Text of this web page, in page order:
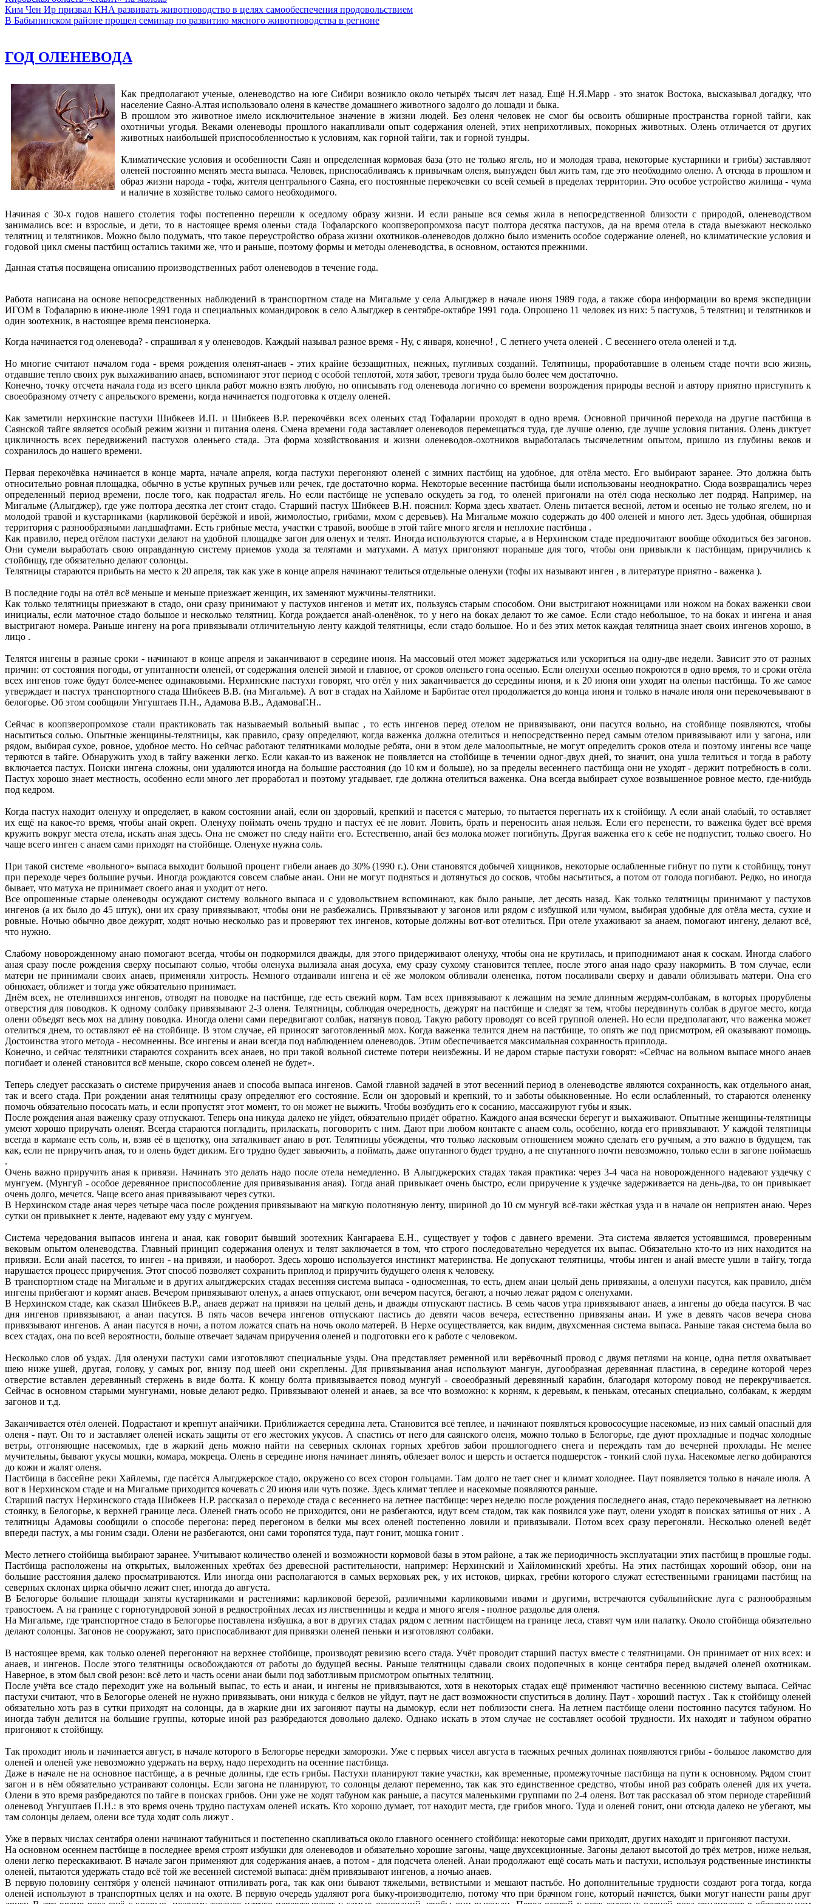
Ким Чен Ир призвал КНА развивать животноводство в целях самообеспечения продовольствием
В Бабынинском районе прошел семинар по развитию мясного животноводства в регионе
ГОД ОЛЕНЕВОДА
Как предполагают ученые, оленеводство на юге Сибири возникло около четырёх тысяч лет назад. Ещё Н.Я.Марр - это знаток Востока, высказывал догадку, что
население Саяно-Алтая использовало оленя в качестве домашнего животного задолго до лошади и быка.
В прошлом это животное имело исключительное значение в жизни людей. Без оленя человек не смог бы освоить обширные пространства горной тайги, как
охотничьи угодья. Веками оленеводы прошлого накапливали опыт содержания оленей, этих неприхотливых, покорных животных. Олень отличается от других
животных наибольшей приспособленностью к условиям, как горной тайги, так и горной тундры.
Климатические условия и особенности Саян и определенная кормовая база (это не только ягель, но и молодая трава, некоторые кустарники и грибы) заставляют
оленей постоянно менять места выпаса. Человек, приспосабливаясь к привычкам оленя, вынужден был жить там, где это необходимо оленю. А отсюда в прошлом и
образ жизни народа - тофа, жителя центрального Саяна, его постоянные перекочевки со всей семьей в пределах территории. Это особое устройство жилища - чума
и наличие в хозяйстве только самого необходимого.
Начиная с 30-х годов нашего столетия тофы постепенно перешли к оседлому образу жизни. И если раньше вся семья жила в непосредственной близости с природой, оленеводством
занимались все: и взрослые, и дети, то в настоящее время оленьи стада Тофаларского коопзверопромхоза пасут полтора десятка пастухов, да на время отела в стада выезжают несколько
телятниц и телятников. Можно было подумать, что такое переустройство образа жизни охотников-оленеводов должно было изменить особое содержание оленей, но климатические условия и
годовой цикл смены пастбищ остались такими же, что и раньше, поэтому формы и методы оленеводства, в основном, остаются прежними.
Данная статья посвящена описанию производственных работ оленеводов в течение года.
Работа написана на основе непосредственных наблюдений в транспортном стаде на Мигальме у села Алыгджер в начале июня 1989 года, а также сбора информации во время экспедиции
ИГОМ в Тофаларию в июне-июле 1991 года и специальных командировок в село Алыгджер в сентябре-октябре 1991 года. Опрошено 11 человек из них: 5 пастухов, 5 телятниц и телятников и
один зоотехник, в настоящее время пенсионерка.
Когда начинается год оленевода? - спрашивал я у оленеводов. Каждый называл разное время - Ну, с января, конечно! , С летнего учета оленей . С весеннего отела оленей и т.д.
Но многие считают началом года - время рождения оленят-анаев - этих крайне беззащитных, нежных, пугливых созданий. Телятницы, проработавшие в оленьем стаде почти всю жизнь,
отдавшие тепло своих рук выхаживанию анаев, вспоминают этот период с особой теплотой, хотя забот, тревоги труда было более чем достаточно.
Конечно, точку отсчета начала года из всего цикла работ можно взять любую, но описывать год оленевода логично со времени возрождения природы весной и автору приятно приступить к
своеобразному отчету с апрельского времени, когда начинается подготовка к отделу оленей.
Как заметили нерхинские пастухи Шибкеев И.П. и Шибкеев В.Р. перекочёвки всех оленьих стад Тофаларии проходят в одно время. Основной причиной перехода на другие пастбища в
Саянской тайге является особый режим жизни и питания оленя. Смена времени года заставляет оленеводов перемещаться туда, где лучше оленю, где лучше условия питания. Олень диктует
цикличность всех передвижений пастухов оленьего стада. Эта форма хозяйствования и жизни оленеводов-охотников выработалась тысячелетним опытом, пришло из глубины веков и
сохранилось до нашего времени.
Первая перекочёвка начинается в конце марта, начале апреля, когда пастухи перегоняют оленей с зимних пастбищ на удобное, для отёла место. Его выбирают заранее. Это должна быть
относительно ровная площадка, обычно в устье крупных ручьев или речек, где достаточно корма. Некоторые весенние пастбища были использованы неоднократно. Сюда возвращались через
определенный период времени, после того, как подрастал ягель. Но если пастбище не успевало оскудеть за год, то оленей пригоняли на отёл сюда несколько лет подряд. Например, на
Мигальме (Алыгджер), где уже полтора десятка лет стоит стадо. Старший пастух Шибкеев В.Н. пояснил: Корма здесь хватает. Олень питается весной, летом и осенью не только ягелем, но и
молодой травой и кустарниками (карликовой берёзкой и ивой, жимолостью, грибами, мхом с деревьев). На Мигальме можно содержать до 400 оленей и много лет. Здесь удобная, обширная
территория с разнообразными ландшафтами. Есть грибные места, участки с травой, вообще в этой тайге много ягеля и неплохие пастбища .
Как правило, перед отёлом пастухи делают на удобной площадке загон для оленух и телят. Иногда используются старые, а в Нерхинском стаде предпочитают вообще обходиться без загонов.
Они сумели выработать свою оправданную систему приемов ухода за телятами и матухами. А матух пригоняют пораньше для того, чтобы они привыкли к пастбищам, приручились к
стойбищу, где обязательно делают солонцы.
Телятницы стараются прибыть на место к 20 апреля, так как уже в конце апреля начинают телиться отдельные оленухи (тофы их называют инген , в литературе приятно - важенка ).
В последние годы на отёл всё меньше и меньше приезжает женщин, их заменяют мужчины-телятники.
Как только телятницы приезжают в стадо, они сразу принимают у пастухов ингенов и метят их, пользуясь старым способом. Они выстригают ножницами или ножом на боках важенки свои
инициалы, если маточное стадо большое и несколько телятниц. Когда рождается анай-оленёнок, то у него на боках делают то же самое. Если стадо небольшое, то на боках и ингена и аная
выстригают номера. Раньше ингену на рога привязывали отличительную ленту каждой телятницы, если стадо большое. Но и без этих меток каждая телятница знает своих ингенов хорошо, в
лицо .
Телятся ингены в разные сроки - начинают в конце апреля и заканчивают в середине июня. На массовый отел может задержаться или ускориться на одну-две недели. Зависит это от разных
причин: от состояния погоды, от упитанности оленей, от содержания оленей зимой и главное, от сроков оленьего гона осенью. Если оленухи осенью покроются в одно время, то и сроки отёла
всех ингенов тоже будут более-менее одинаковыми. Нерхинские пастухи говорят, что отёл у них заканчивается до середины июня, и к 20 июня они уходят на оленьи пастбища. То же самое
утверждает и пастух транспортного стада Шибкеев В.В. (на Мигальме). А вот в стадах на Хайломе и Барбитае отел продолжается до конца июня и только в начале июля они перекочевывают в
белогорье. Об этом сообщили Унгуштаев П.Н., Адамова В.В., АдамоваГ.Н..
Сейчас в коопзверопромхозе стали практиковать так называемый вольный выпас , то есть ингенов перед отелом не привязывают, они пасутся вольно, на стойбище появляются, чтобы
насытиться солью. Опытные женщины-телятницы, как правило, сразу определяют, когда важенка должна отелиться и непосредственно перед самым отелом привязывают или у загона, или
рядом, выбирая сухое, ровное, удобное место. Но сейчас работают телятниками молодые ребята, они в этом деле малоопытные, не могут определить сроков отела и поэтому ингены все чаще
теряются в тайге. Обнаружить уход в тайгу важенки легко. Если какая-то из важенок не появляется на стойбище в течении одног-двух дней, то значит, она ушла телиться и тогда в работу
включается пастух. Поиски ингена сложны, они удаляются иногда на большие расстояния (до 10 км и больше), но за пределы весеннего пастбища они не уходят - держит потребность в соли.
Пастух хорошо знает местность, особенно если много лет проработал и поэтому угадывает, где должна отелиться важенка. Она всегда выбирает сухое возвышенное ровное место, где-нибудь
под кедром.
Когда пастух находит оленуху и определяет, в каком состоянии анай, если он здоровый, крепкий и пасется с матерью, то пытается перегнать их к стойбищу. А если анай слабый, то оставляет
их ещё на какое-то время, чтобы анай окреп. Оленуху поймать очень трудно и пастух её не ловит. Ловить, брать и переносить аная нельзя. Если его перенести, то важенка будет всё время
кружить вокруг места отела, искать аная здесь. Она не сможет по следу найти его. Естественно, анай без молока может погибнуть. Другая важенка его к себе не подпустит, только своего. Но
чаще всего инген с анаем сами приходят на стойбище. Оленухе нужна соль.
При такой системе «вольного» выпаса выходит большой процент гибели анаев до 30% (1990 г.). Они становятся добычей хищников, некоторые ослабленные гибнут по пути к стойбищу, тонут
при переходе через большие ручьи. Иногда рождаются совсем слабые анаи. Они не могут подняться и дотянуться до сосков, чтобы насытиться, а потом от голода погибают. Редко, но иногда
бывает, что матуха не принимает своего аная и уходит от него.
Все опрошенные старые оленеводы осуждают систему вольного выпаса и с удовольствием вспоминают, как было раньше, лет десять назад. Как только телятницы принимают у пастухов
ингенов (а их было до 45 штук), они их сразу привязывают, чтобы они не разбежались. Привязывают у загонов или рядом с избушкой или чумом, выбирая удобные для отёла места, сухие и
ровные. Ночью обычно двое дежурят, ходят ночью несколько раз и проверяют тех ингенов, которые должны вот-вот отелиться. При отеле ухаживают за анаем, помогают ингену, делают всё,
что нужно.
Слабому новорожденному анаю помогают всегда, чтобы он подкормился дважды, для этого придерживают оленуху, чтобы она не крутилась, и приподнимают аная к соскам. Иногда слабого
аная сразу после рождения сверху посыпают солью, чтобы оленуха вылизала аная досуха, ему сразу сухому становится теплее, после этого аная надо сразу накормить. В том случае, если
матери не принимали своих анаев, применяли хитрость. Немного отдаивали ингена и её же молоком обливали олененка, потом посаливали сверху и давали облизывать матери. Она его
обнюхает, оближет и тогда уже обязательно принимает.
Днём всех, не отелившихся ингенов, отводят на поводке на пастбище, где есть свежий корм. Там всех привязывают к лежащим на земле длинным жердям-солбакам, в которых прорублены
отверстия для поводков. К одному солбаку привязывают 2-3 оленя. Телятницы, соблюдая очередность, дежурят на пастбище и следят за тем, чтобы передвинуть солбак в другое место, когда
олени объедят весь мох на длину поводка. Иногда олени сами передвигают солбак, натянув повод. Такую работу проводят со всей группой оленей. Но если предполагают, что важенка может
отелиться днем, то оставляют её на стойбище. В этом случае, ей приносят заготовленный мох. Когда важенка телится днем на пастбище, то опять же под присмотром, ей оказывают помощь.
Достоинства этого метода - несомненны. Все ингены и анаи всегда под наблюдением оленеводов. Этим обеспечивается максимальная сохранность приплода.
Конечно, и сейчас телятники стараются сохранить всех анаев, но при такой вольной системе потери неизбежны. И не даром старые пастухи говорят: «Сейчас на вольном выпасе много анаев
погибает и оленей становится всё меньше, скоро совсем оленей не будет».
Теперь следует рассказать о системе приручения анаев и способа выпаса ингенов. Самой главной задачей в этот весенний период в оленеводстве являются сохранность, как отдельного аная,
так и всего стада. При рождении аная телятницы сразу определяют его состояние. Если он здоровый и крепкий, то и заботы обыкновенные. Но если ослабленный, то стараются олененку
помочь обязательно пососать мать, и если пропустят этот момент, то он может не выжить. Чтобы возбудить его к сосанию, массажируют губы и язык.
После рождения аная важенку сразу отпускают. Теперь она никуда далеко не уйдет, обязательно придёт обратно. Каждого аная всячески берегут и выхаживают. Опытные женщины-телятницы
умеют хорошо приручать оленят. Всегда стараются погладить, приласкать, поговорить с ним. Дают при любом контакте с анаем соль, особенно, когда его привязывают. У каждой телятницы
всегда в кармане есть соль, и, взяв её в щепотку, она заталкивает анаю в рот. Телятницы убеждены, что только ласковым отношением можно сделать его ручным, а это важно в будущем, так
как, если не приручить аная, то и олень будет диким. Его трудно будет завьючить, а поймать, даже опутанного будет трудно, а не спутанного почти невозможно, только если в загоне поймаешь
.
Очень важно приручить аная к привязи. Начинать это делать надо после отела немедленно. В Алыгджерских стадах такая практика: через 3-4 часа на новорожденного надевают уздечку с
мунгуем. (Мунгуй - особое деревянное приспособление для привязывания аная). Тогда анай привыкает очень быстро, если приручение к уздечке задерживается на день-два, то он привыкает
очень долго, мечется. Чаще всего аная привязывают через сутки.
В Нерхинском стаде аная через четыре часа после рождения привязывают на мягкую полотняную ленту, шириной до 10 см мунгуй всё-таки жёсткая узда и в начале он неприятен анаю. Через
сутки он привыкнет к ленте, надевают ему узду с мунгуем.
Система чередования выпасов ингена и аная, как говорит бывший зоотехник Кангараева Е.Н., существует у тофов с давнего времени. Эта система является устоявшимся, проверенным
вековым опытом оленеводства. Главный принцип содержания оленух и телят заключается в том, что строго последовательно чередуется их выпас. Обязательно кто-то из них находится на
привязи. Если анай пасется, то инген - на привязи, и наоборот. Здесь хорошо используется инстинкт материнства. Не допускают телятницы, чтобы инген и анай вместе ушли в тайгу, тогда
нарушается процесс приручения. Этот способ позволяет сохранить приплод и приручить будущего оленя к человеку.
В транспортном стаде на Мигальме и в других алыгджерских стадах весенняя система выпаса - односменная, то есть, днем анаи целый день привязаны, а оленухи пасутся, как правило, днём
ингены прибегают и кормят анаев. Вечером привязывают оленух, а анаев отпускают, они вечером пасутся, бегают, а ночью лежат рядом с оленухами.
В Нерхинском стаде, как сказал Шибкеев В.Р., анаев держат на привязи на целый день, и дважды отпускают пастись. В семь часов утра привязывают анаев, а ингены до обеда пасутся. В час
дня ингенов привязывают, а анаи пасутся. В пять часов вечера ингенов отпускают пастись до девяти часов вечера, естественно привязаны анаи. И уже в девять часов вечера снова
привязывают ингенов. А анаи пасутся в ночи, а потом ложатся спать на ночь около матерей. В Нерхе осуществляется, как видим, двухсменная система выпаса. Раньше такая система была во
всех стадах, она по всей вероятности, больше отвечает задачам приручения оленей и подготовки его к работе с человеком.
Несколько слов об уздах. Для оленухи пастухи сами изготовляют специальные узды. Она представляет ременной или верёвочный провод с двумя петлями на конце, одна петля охватывает
шею ниже ушей, другая, голову, у самых рог, внизу под шеей они скреплены. Для привязывания аная используют мангун, дугообразная деревянная пластина, в середине которой через
отверстие вставлен деревянный стержень в виде болта. К концу болта привязывается повод мунгуй - своеобразный деревянный карабин, благодаря которому повод не перекручивается.
Сейчас в основном старыми мунгунами, новые делают редко. Привязывают оленей и анаев, за все что возможно: к корням, к деревьям, к пенькам, отесаных специально, солбакам, к жердям
загонов и т.д.
Заканчивается отёл оленей. Подрастают и крепнут анайчики. Приближается середина лета. Становится всё теплее, и начинают появляться кровососущие насекомые, из них самый опасный для
оленя - паут. Он то и заставляет оленей искать защиты от его жестоких укусов. А спастись от него для саянского оленя, можно только в Белогорье, где дуют прохладные и подчас холодные
ветры, отгоняющие насекомых, где в жаркий день можно найти на северных склонах горных хребтов забои прошлогоднего снега и переждать там до вечерней прохлады. Не менее
мучительны, бывают укусы мошки, комара, мокреца. Олень в середине июня начинает линять, облезает волос и шерсть и остается подшерсток - тонкий слой пуха. Насекомые легко добираются
до кожи и жалят оленя.
Пастбища в бассейне реки Хайлемы, где пасётся Алыгджерское стадо, окружено со всех сторон гольцами. Там долго не тает снег и климат холоднее. Паут появляется только в начале июля. А
вот в Нерхинском стаде и на Мигальме приходится кочевать с 20 июня или чуть позже. Здесь климат теплее и насекомые появляются раньше.
Старший пастух Нерхинского стада Шибкеев Н.Р. рассказал о переходе стада с весеннего на летнее пастбище: через неделю после рождения последнего аная, стадо перекочевывает на летнюю
стоянку, в Белогорье, к верхней границе леса. Оленей гнать особо не приходится, они не разбегаются, идут всем стадом, так как появился уже паут, олени уходят в поисках затишья от них . А
телятницы Адамовы сообщили о способе перегона: перед перегоном в белки мы всех оленей постепенно ловили и привязывали. Потом всех сразу перегоняли. Несколько оленей ведёт
впереди пастух, а мы гоним сзади. Олени не разбегаются, они сами торопятся туда, паут гонит, мошка гонит .
Место летнего стойбища выбирают заранее. Учитывают количество оленей и возможности кормовой базы в этом районе, а так же периодичность эксплуатации этих пастбищ в прошлые годы.
Пастбища расположены на открытых, выложенных хребтах без древесной растительности, например: Нерхинский и Хайломинский хребты. На этих пастбищах хороший обзор, они на
большие расстояния далеко просматриваются. Или иногда они располагаются в самых верховьях рек, у их истоков, цирках, гребни которого служат естественными границами пастбищ на
северных склонах цирка обычно лежит снег, иногда до августа.
В Белогорье большие площади заняты кустарниками и растениями: карликовой березой, различными карликовыми ивами и другими, встречаются субальпийские луга с разнообразным
травостоем. А на границе с горнотундровой зоной в редкостройных лесах из лиственницы и кедра и много ягеля - полное раздолье для оленя.
На Мигальме, где транспортное стадо в Белогорье поставлена избушка, а вот в других стадах рядом с летним пастбищем на границе леса, ставят чум или палатку. Около стойбища обязательно
делают солонцы. Загонов не сооружают, зато приспосабливают для привязки оленей пеньки и изготовляют солбаки.
В настоящее время, как только оленей перегоняют на верхнее стойбище, производят ревизию всего стада. Учёт проводит старший пастух вместе с телятницами. Он принимает от них всех: и
анаев, и ингенов. После этого телятницы освобождаются от работы до будущей весны. Раньше телятницы сдавали своих подопечных в конце сентября перед выдачей оленей охотникам.
Наверное, в этом был свой резон: всё лето и часть осени анаи были под заботливым присмотром опытных телятниц.
После учёта все стадо переходит уже на вольный выпас, то есть и анаи, и ингены не привязываются, хотя в некоторых стадах ещё применяют частично весеннюю систему выпаса. Сейчас
пастухи считают, что в Белогорье оленей не нужно привязывать, они никуда с белков не уйдут, паут не даст возможности спуститься в долину. Паут - хороший пастух . Так к стойбищу оленей
обязательно хоть раз в сутки приходят на солонцы, да в жаркие дни их загоняют пауты на дымокур, если нет поблизости снега. На летнем пастбище олени постоянно пасутся табуном. Но
иногда табун делится на большие группы, которые иной раз разбредаются довольно далеко. Однако искать в этом случае не составляет особой трудности. Их находят и табуном обратно
пригоняют к стойбищу.
Так проходит июль и начинается август, в начале которого в Белогорье нередки заморозки. Уже с первых чисел августа в таежных речных долинах появляются грибы - большое лакомство для
оленей и оленей уже невозможно удержать на верху, надо переходить на осенние пастбища.
Даже в начале не на основное пастбище, а в речные долины, где есть грибы. Пастухи планируют такие участки, как временные, промежуточные пастбища на пути к основному. Рядом стоит
загон и в нём обязательно устраивают солонцы. Если загона не планируют, то солонцы делают переменно, так как это единственное средство, чтобы иной раз собрать оленей для их учета.
Олени в это время разбредаются по тайге в поисках грибов. Они уже не ходят табуном как раньше, а пасутся маленькими группами по 2-4 оленя. Вот так рассказал об этом периоде старейший
оленевод Унгуштаев П.Н.: в это время очень трудно пастухам оленей искать. Кто хорошо думает, тот находит места, где грибов много. Туда и оленей гонит, они отсюда далеко не убегают, мы
там солонцы делаем, олени все туда ходят соль лижут .
Уже в первых числах сентября олени начинают табуниться и постепенно скапливаться около главного осеннего стойбища: некоторые сами приходят, других находят и пригоняют пастухи.
На основном осеннем пастбище в последнее время строят избушки для оленеводов и обязательно хорошие загоны, чаще двухсекционные. Загоны делают высотой до трёх метров, ниже нельзя,
олени легко перескакивают. В начале загон применяют для содержания анаев, а потом - для подсчета оленей. Анаи продолжают ещё сосать мать и пастухи, используя родственные инстинкты
оленей, пытаются удержать стадо всё той же весенней системой выпаса: днём привязывают ингенов, а ночью анаев.
В первую половину сентября у оленей начинают отпиливать рога, так как они бывают тяжелыми, ветвистыми и мешают пастьбе. Но дополнительные трудности создают рога тогда, когда
оленей используют в транспортных целях и на охоте. В первую очередь удаляют рога быку-производителю, потому что при брачном гоне, который начнется, быки могут нанести раны друг